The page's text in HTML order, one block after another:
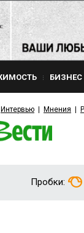
БИЗНЕС
Интервью Мнения
Пробки: